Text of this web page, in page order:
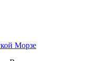
Морзе